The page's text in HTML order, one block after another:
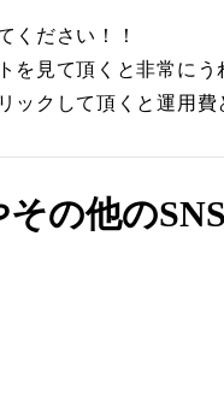
ください！！
を見て頂くと非常にう
ックして頂くと運用
その他の